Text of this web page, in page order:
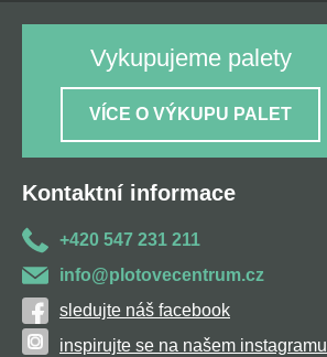
Vykupujeme palety
VÍCE O VÝKUPU PALET
Kontaktní informace
+420 547 231 211
info@plotovecentrum.cz
sledujte náš facebook
inspirujte se na našem instagramu